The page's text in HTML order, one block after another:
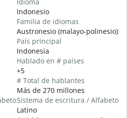
Indonesio
Familia de idiomas
Austronesio (malayo-polinesio)
País principal
Indonesia
Hablado en # países
+5
# Total de hablantes
Más de 270 millones
Sistema de escritura / Alfabeto
Latino